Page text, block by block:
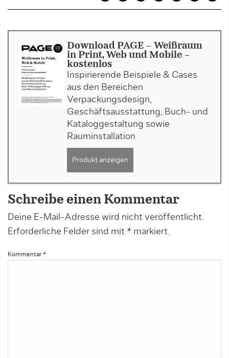
Download PAGE - Weißraum
in Print, Web und Mobile -
kostenlos
Inspirierende Beispiele & Cases
aus den Bereichen
Verpackungsdesign,
Geschäftsausstattung, Buch- und
Kataloggestaltung sowie
Rauminstallation
Produkt anzeigen
Schreibe einen Kommentar
Deine E-Mail-Adresse wird nicht veröffentlicht.
Erforderliche Felder sind mit * markiert.
Kommentar *